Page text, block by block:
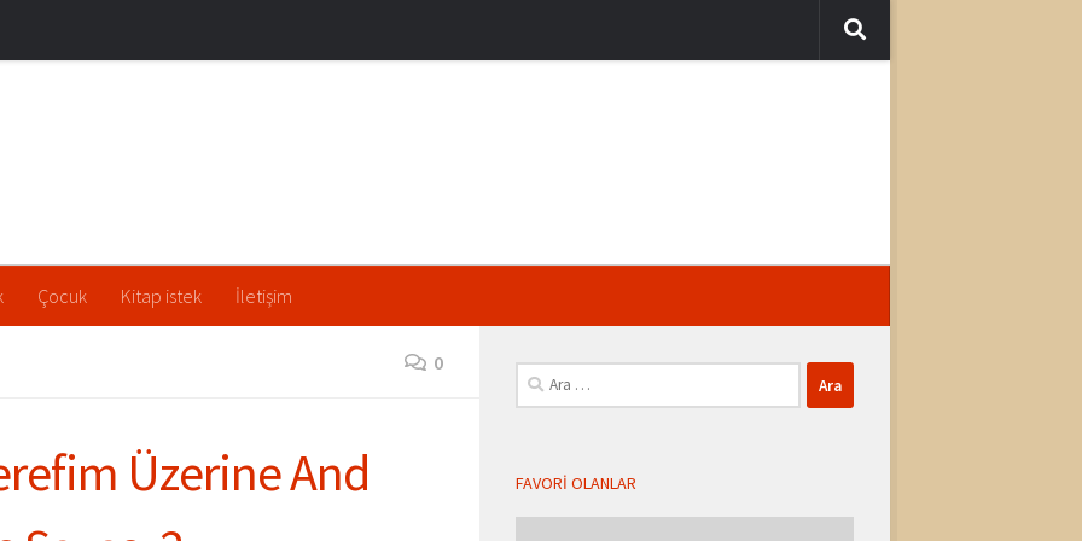
Çocuk Kitap istek İletişim
0
Üzerine And
Arama:
FAVORI OLANLAR